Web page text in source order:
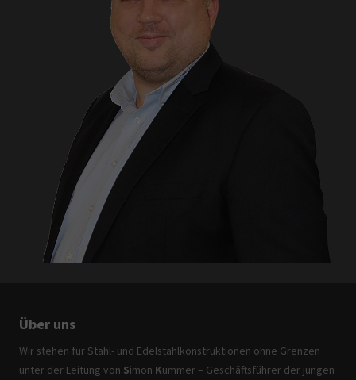
Über uns
Wir stehen für Stahl- und Edelstahlkonstruktionen ohne Grenzen
unter der Leitung von Simon Kummer – Geschäftsführer der jungen